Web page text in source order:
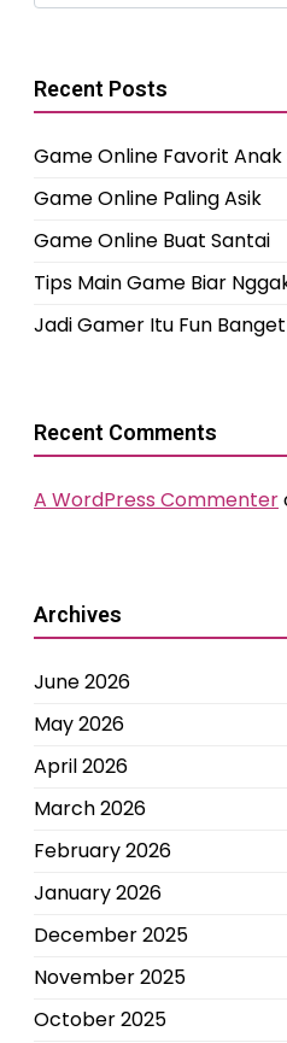
Recent Posts
Game Online Favorit
Game Online Paling Asik
Game Online Buat Santai
Tips Main Game Biar
Jadi Gamer Itu Fun Banget
Recent Comments
A WordPress Commenter
Archives
June 2026
May 2026
April 2026
March 2026
February 2026
January 2026
December 2025
November 2025
October 2025